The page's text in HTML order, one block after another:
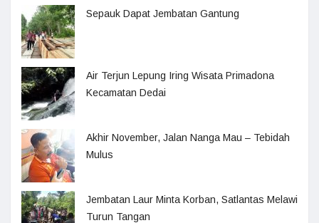
Sepauk Dapat Jembatan Gantung
Air Terjun Lepung Iring Wisata Primadona
Kecamatan Dedai
Akhir November, Jalan Nanga Mau – Tebidah
Mulus
Jembatan Laur Minta Korban, Satlantas Melawi
Turun Tangan